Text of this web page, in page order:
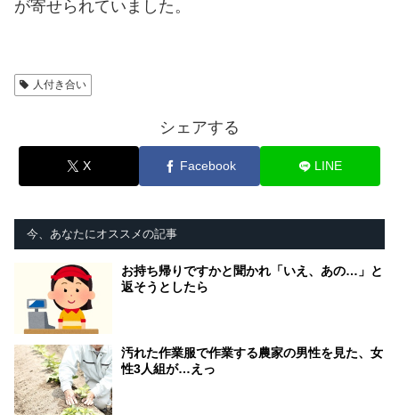
が寄せられていました。
人付き合い
シェアする
X Facebook LINE
今、あなたにオススメの記事
お持ち帰りですかと聞かれ「いえ、あの…」と
返そうとしたら
汚れた作業服で作業する農家の男性を見た、女
性3人組が…えっ